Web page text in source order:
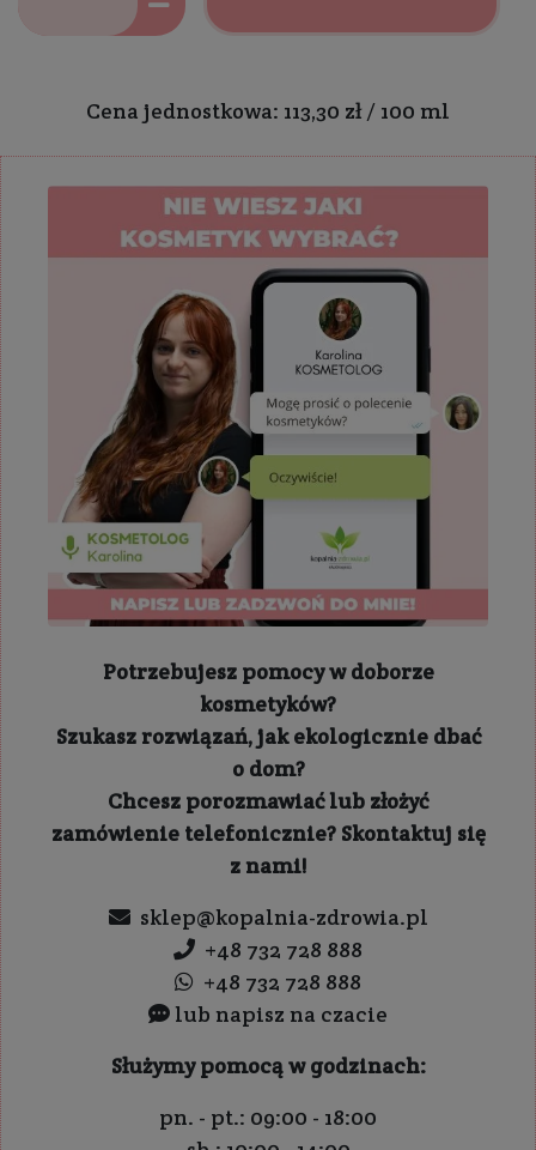
Cena jednostkowa: 113,30 zł / 100 ml
Potrzebujesz pomocy w doborze
kosmetyków?
Szukasz rozwiązań, jak ekologicznie dbać
o dom?
Chcesz porozmawiać lub złożyć
zamówienie telefonicznie? Skontaktuj się
z nami!
sklep@kopalnia-zdrowia.pl
+48 732 728 888
+48 732 728 888
lub napisz na czacie
Służymy pomocą w godzinach:
pn. - pt.: 09:00 - 18:00